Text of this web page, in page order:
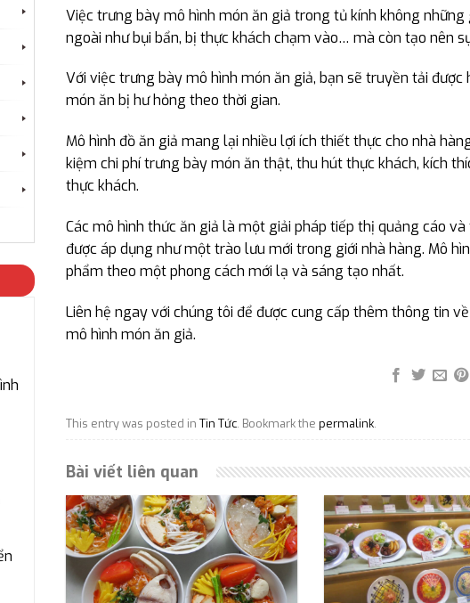
Việc trưng bày mô hình món ăn giả trong tủ kính không
ngoài như bụi bẩn, bị thực khách chạm vào… mà còn tạo nên
Với việc trưng bày mô hình món ăn giả, bạn sẽ truyền tải
món ăn bị hư hỏng theo thời gian.
Mô hình đồ ăn giả mang lại nhiều lợi ích thiết thực cho nhà
kiệm chi phí trưng bày món ăn thật, thu hút thực khách, kích
thực khách.
Các mô hình thức ăn giả là một giải pháp tiếp thị quảng cáo
được áp dụng như một trào lưu mới trong giới nhà hàng. Mô
phẩm theo một phong cách mới lạ và sáng tạo nhất.
Liên hệ ngay với chúng tôi để được cung cấp thêm thông tin
mô hình món ăn giả.
This entry was posted in Tin Tức. Bookmark the permalink.
Bài viết liên quan